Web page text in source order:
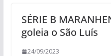
SÉRIE B
goleia o São Luís
24/09/2023